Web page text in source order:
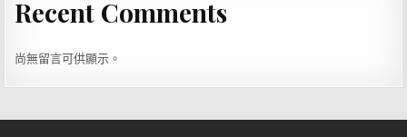
Recent Comments
尚無留言可供顯示。